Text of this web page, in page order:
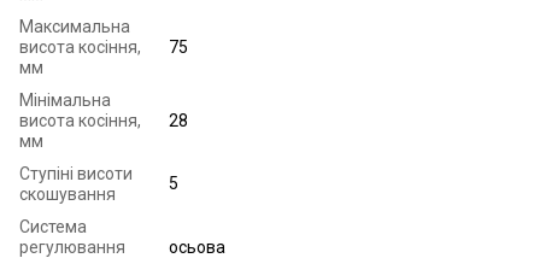
Максимальна
висота косіння,
мм
75
Мінімальна
висота косіння,
мм
28
Ступіні висоти
скошування
5
Система
регулювання
осьова